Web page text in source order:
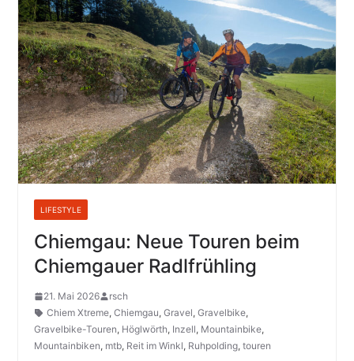
LIFESTYLE
Chiemgau: Neue Touren beim
Chiemgauer Radlfrühling
21. Mai 2026
rsch
Chiem Xtreme, Chiemgau, Gravel, Gravelbike,
Gravelbike-Touren, Höglwörth, Inzell, Mountainbike,
Mountainbiken, mtb, Reit im Winkl, Ruhpolding, touren